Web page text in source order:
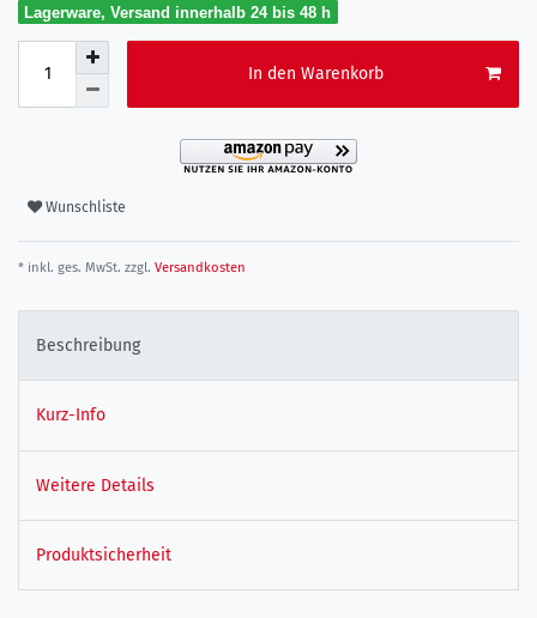
Lagerware, Versand innerhalb 24 bis 48 h
In den Warenkorb
Wunschliste
* inkl. ges. MwSt. zzgl. Versandkosten
Beschreibung
Kurz-Info
Weitere Details
Produktsicherheit